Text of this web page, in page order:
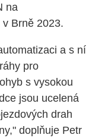
na
Brně 2023.
a s ní
pro
s vysokou
jsou ucelená
drah
doplňuje Petr